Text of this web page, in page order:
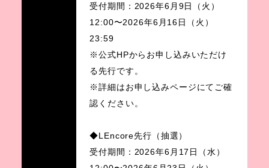
受付期間：2026年6月9日（火）
12:00〜2026年6月16日（火）
23:59
※公式HPからお申し込みいただけ
る先行です。
※詳細はお申し込みページにてご確
認ください。
◆LEncore先行（抽選）
受付期間：2026年6月17日（水）